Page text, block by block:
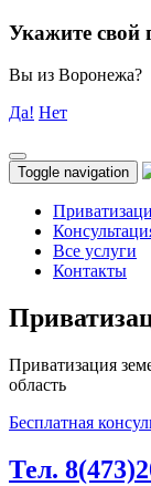
Укажите свой
Вы из Воронежа?
Да! Нет
Toggle navigation
Все услуги
Контакты
Приватизация
область
Бесплатная
Тел.